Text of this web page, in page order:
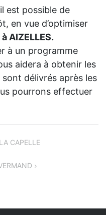
est possible de
en vue d’optimiser
AIZELLES.
à un programme
aidera à obtenir les
délivrés après les
pourrons effectuer
CAPELLE